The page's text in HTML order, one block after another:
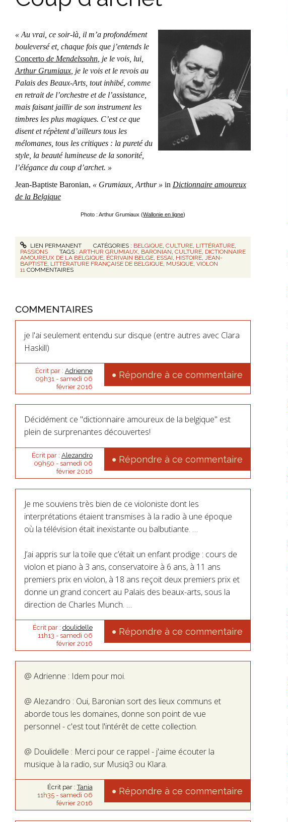
« Au vrai, ce soir-là, il m’a profondément
bouleversé et, chaque fois que j’entends le
Concertode Mendelssohn, je le vois, lui,
Arthur Grumiaux, je le vois et le revois au
Palais des Beaux-Arts, tout inhibé, comme
en retrait de l’orchestre et de l’assistance,
mais faisant jaillir de son instrument les
timbres les plus magiques. C’est ce que
disent et répètent d’ailleurs tous les
mélomanes, tous les critiques : la pureté du
style, la beauté lumineuse de la sonorité,
l’élégance du coup d’archet. »
Jean-Baptiste Baronian, « Grumiaux, Arthur » in Dictionnaire amoureux
de la Belgique
Photo : Arthur Grumiaux (Wallonie en ligne)
LIEN PERMANENT CATÉGORIES : BELGIQUE,CULTURE, LITTÉRATURE,
PASSIONS
TAGS : ARTHUR GRUMIAUX, BARONIAN, CULTURE, DICTIONNAIRE
AMOUREUX DE LA BELGIQUE, ÉCRIVAIN BELGE, ESSAI, HISTOIRE, JEAN-
BAPTISTE, LITTÉRATURE FRANÇAISE DE BELGIQUE, MUSIQUE, VIOLON
11 COMMENTAIRES
COMMENTAIRES
je l'ai seulement entendu sur disque (entre autres avec Clara
Haskill)
Écrit par : Adrienne
09h31- samedi 06
février 2016
Répondre à ce commentaire
Décidément ce "dictionnaire amoureux de la belgique" est
plein de surprenantes découvertes!
Écrit par : Alezandro
09h50 - samedi 06
février 2016
Répondre à ce commentaire
Je me souviens très bien de ce violoniste dont les
interprétations étaient transmises à la radio à une époque
où la télévision était inexistante ou balbutiante. …
J’ai appris sur la toile que c’était un enfant prodige : cours de
violon et piano à 3 ans, conservatoire à 6 ans, à 11 ans
premiers prix en violon, à 18 ans reçoit deux premiers prix et
donne un grand concert au Palais des beaux-arts, sous la
direction de Charles Munch. …
Écrit par : doulidelle
11h13 - samedi 06
février 2016
Répondre à ce commentaire
@ Adrienne : Idem pour moi.
@ Alezandro : Oui, Baronian sort des lieux communs et
aborde tous les domaines, donne son point de vue
personnel - c'est tout l'intérêt de cette collection.
@ Doulidelle : Merci pour ce rappel - j'aime écouter la
musique à la radio, sur Musiq3 ou Klara.
Écrit par :Tania
11h35- samedi 06
février 2016
Répondre à ce commentaire